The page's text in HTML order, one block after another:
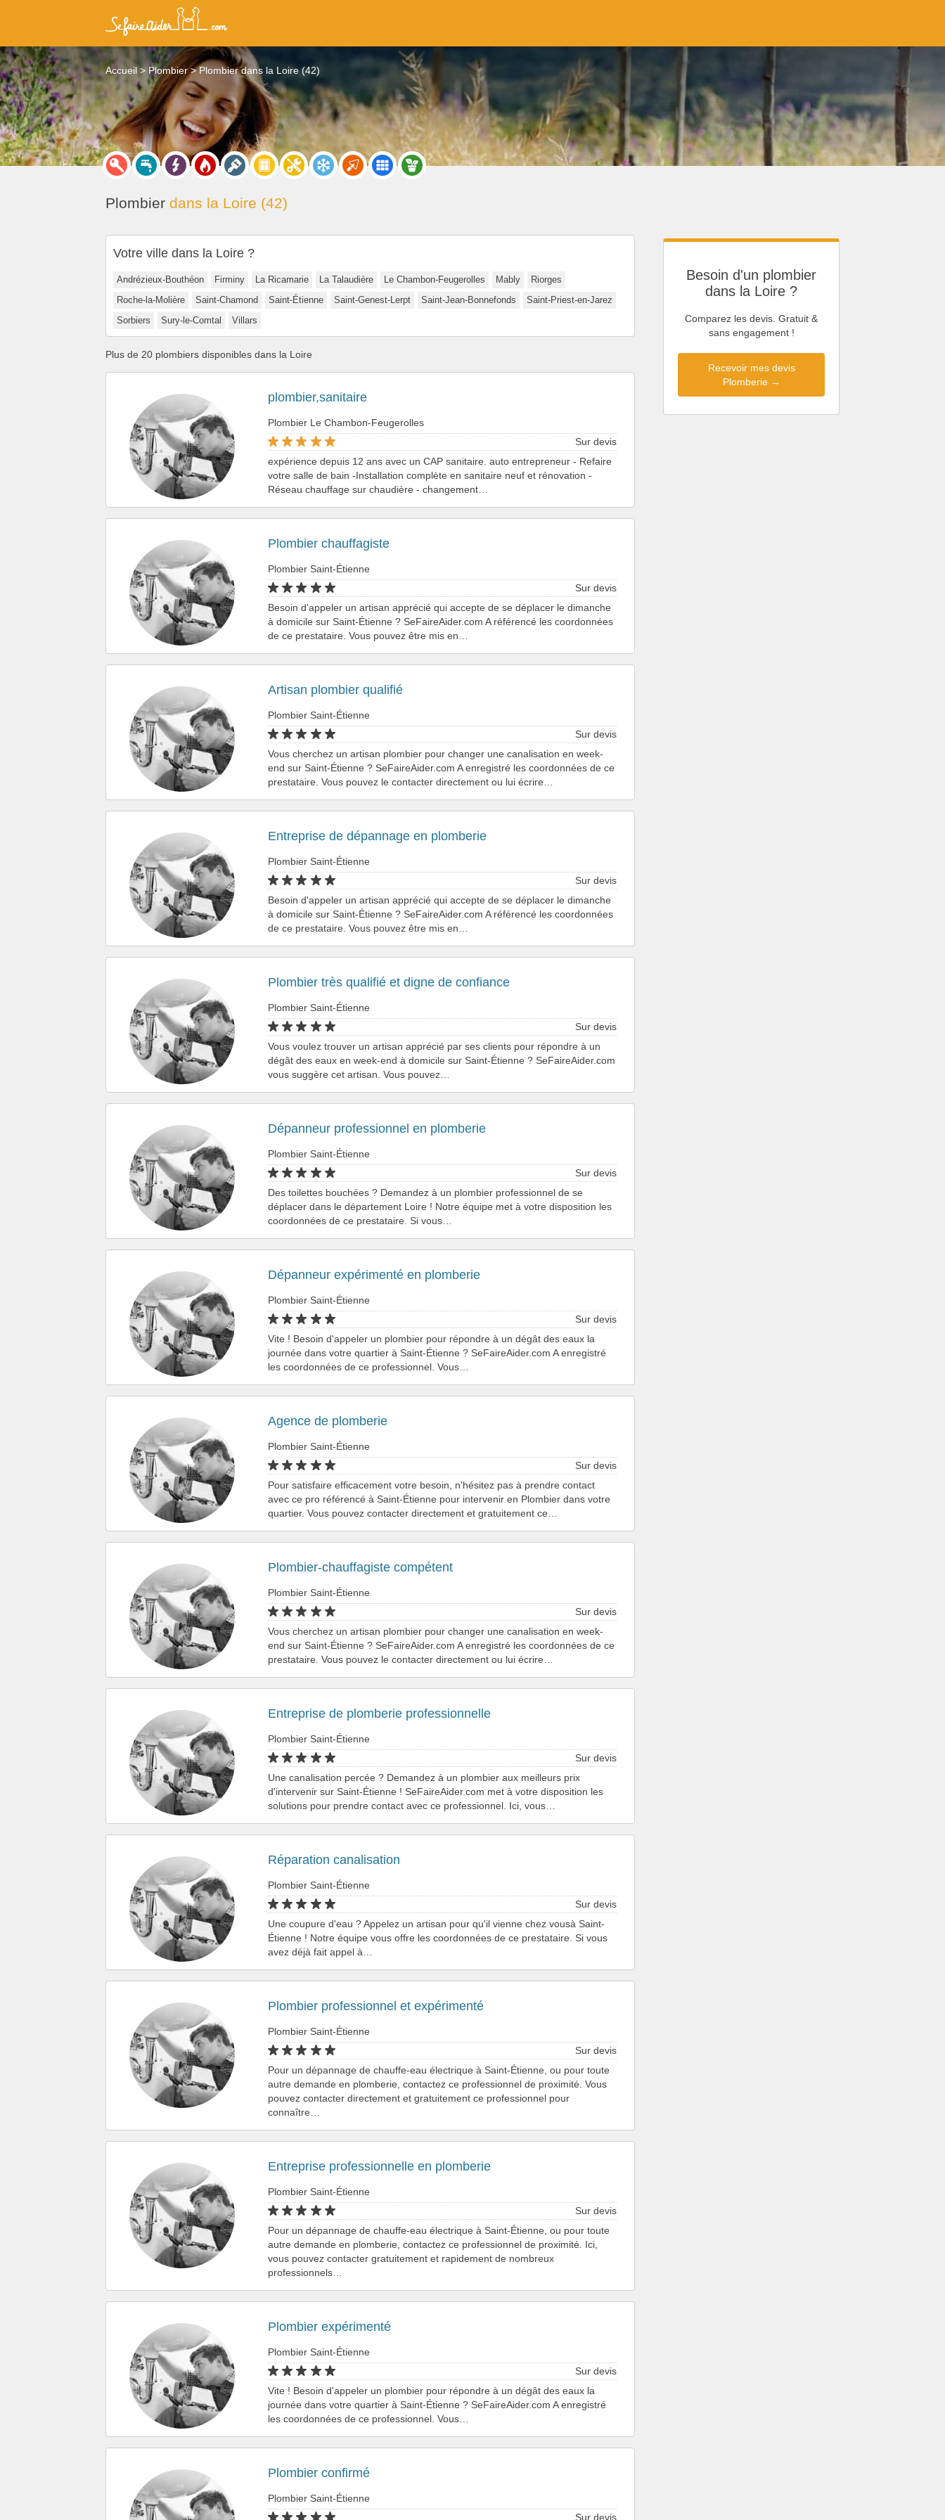
Accueil Plombier Plombier dans la Loire (42)
Plombier dans la Loire (42)
Besoin d'un plombier
dans la Loire ?
Comparez les devis. Gratuit &
sans engagement !
Recevoir mes devis
Plomberie →
Votre ville dans la Loire ?
Andrézieux-Bouthéon Firminy La Ricamarie La Talaudière Le Chambon-Feugerolles Mably
Riorges
Roche-la-Molière
Saint-Chamond Saint-Étienne Saint-Genest-Lerpt Saint-Jean-Bonnefonds
Saint-Priest-en-Jarez
Sorbiers
Sury-le-Comtal Villars
Plus de 20 plombiers disponibles dans la Loire
plombier,sanitaire
Plombier Le Chambon-Feugerolles
Sur devis
expérience depuis 12 ans avec un CAP sanitaire. auto entrepreneur - Refaire
votre salle de bain -Installation complète en sanitaire neuf et rénovation -
Réseau chauffage sur chaudière - changement…
Plombier chauffagiste
Plombier Saint-Étienne
Sur devis
Besoin d'appeler un artisan apprécié qui accepte de se déplacer le dimanche
à domicile sur Saint-Étienne ? SeFaireAider.com A référencé les coordonnées
de ce prestataire. Vous pouvez être mis en…
Artisan plombier qualifié
Plombier Saint-Étienne
Sur devis
Vous cherchez un artisan plombier pour changer une canalisation en week-
end sur Saint-Étienne ? SeFaireAider.com A enregistré les coordonnées de ce
prestataire. Vous pouvez le contacter directement ou lui écrire…
Entreprise de dépannage en plomberie
Plombier Saint-Étienne
Sur devis
Besoin d'appeler un artisan apprécié qui accepte de se déplacer le dimanche
à domicile sur Saint-Étienne ? SeFaireAider.com A référencé les coordonnées
de ce prestataire. Vous pouvez être mis en…
Plombier très qualifié et digne de confiance
Plombier Saint-Étienne
Sur devis
Vous voulez trouver un artisan apprécié par ses clients pour répondre à un
dégât des eaux en week-end à domicile sur Saint-Étienne ? SeFaireAider.com
vous suggère cet artisan. Vous pouvez…
Dépanneur professionnel en plomberie
Plombier Saint-Étienne
Sur devis
Des toilettes bouchées ? Demandez à un plombier professionnel de se
déplacer dans le département Loire ! Notre équipe met à votre disposition les
coordonnées de ce prestataire. Si vous…
Dépanneur expérimenté en plomberie
Plombier Saint-Étienne
Sur devis
Vite ! Besoin d'appeler un plombier pour répondre à un dégât des eaux la
journée dans votre quartier à Saint-Étienne ? SeFaireAider.com A enregistré
les coordonnées de ce professionnel. Vous…
Agence de plomberie
Plombier Saint-Étienne
Sur devis
Pour satisfaire efficacement votre besoin, n'hésitez pas à prendre contact
avec ce pro référencé à Saint-Étienne pour intervenir en Plombier dans votre
quartier. Vous pouvez contacter directement et gratuitement ce…
Plombier-chauffagiste compétent
Plombier Saint-Étienne
Sur devis
Vous cherchez un artisan plombier pour changer une canalisation en week-
end sur Saint-Étienne ? SeFaireAider.com A enregistré les coordonnées de ce
prestataire. Vous pouvez le contacter directement ou lui écrire…
Entreprise de plomberie professionnelle
Plombier Saint-Étienne
Sur devis
Une canalisation percée ? Demandez à un plombier aux meilleurs prix
d'intervenir sur Saint-Étienne ! SeFaireAider.com met à votre disposition les
solutions pour prendre contact avec ce professionnel. Ici, vous…
Réparation canalisation
Plombier Saint-Étienne
Sur devis
Une coupure d'eau ? Appelez un artisan pour qu'il vienne chez vousà Saint-
Étienne ! Notre équipe vous offre les coordonnées de ce prestataire. Si vous
avez déjà fait appel à…
Plombier professionnel et expérimenté
Plombier Saint-Étienne
Sur devis
Pour un dépannage de chauffe-eau électrique à Saint-Étienne, ou pour toute
autre demande en plomberie, contactez ce professionnel de proximité. Vous
pouvez contacter directement et gratuitement ce professionnel pour
connaître…
Entreprise professionnelle en plomberie
Plombier Saint-Étienne
Sur devis
Pour un dépannage de chauffe-eau électrique à Saint-Étienne, ou pour toute
autre demande en plomberie, contactez ce professionnel de proximité. Ici,
vous pouvez contacter gratuitement et rapidement de nombreux
professionnels…
Plombier expérimenté
Plombier Saint-Étienne
Sur devis
Vite ! Besoin d'appeler un plombier pour répondre à un dégât des eaux la
journée dans votre quartier à Saint-Étienne ? SeFaireAider.com A enregistré
les coordonnées de ce professionnel. Vous…
Plombier confirmé
Plombier Saint-Étienne
Sur devis